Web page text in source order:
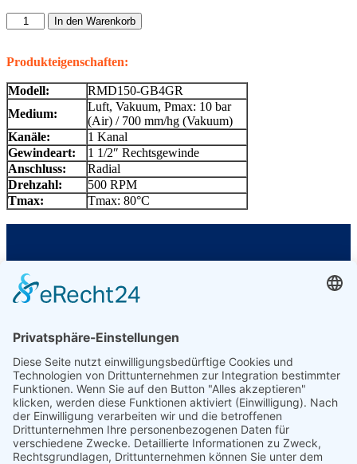
In den Warenkorb
Produkteigenschaften:
Modell:
RMD150-GB4GR
Medium:
Luft, Vakuum, Pmax: 10 bar
(Air) / 700 mm/hg (Vakuum)
Kanäle:
1 Kanal
Gewindeart:
1 1/2″ Rechtsgewinde
Anschluss:
Radial
Drehzahl:
500 RPM
Tmax:
Tmax: 80°C
Am Wasserwerk 1
58840 Plettenberg
Ust.-ID: DE370009775
Kontakt
E-Mail: info@girol.eu